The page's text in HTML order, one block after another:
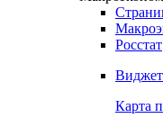
Росстат